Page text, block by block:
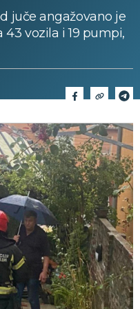
juče angažovano je
43 vozila i 19 pumpi,